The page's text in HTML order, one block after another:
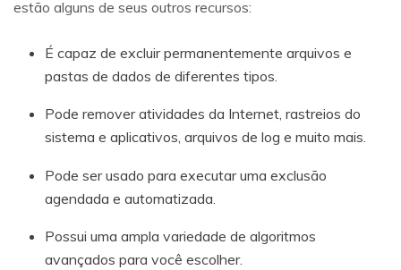
estão alguns de seus outros recursos:
É capaz de excluir permanentemente arquivos e
pastas de dados de diferentes tipos.
Pode remover atividades da Internet, rastreios do
sistema e aplicativos, arquivos de log e muito mais.
Pode ser usado para executar uma exclusão
agendada e automatizada.
Possui uma ampla variedade de algoritmos
avançados para você escolher.